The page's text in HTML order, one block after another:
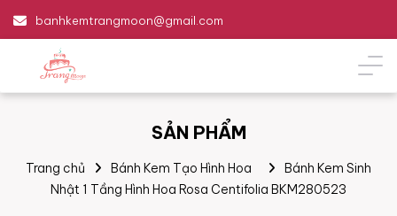
banhkemtrangmoon@gmail.com
SẢN PHẨM
Trang chủ Bánh Kem Tạo Hình Hoa
Bánh Kem Sinh
Nhật 1 Tầng Hình Hoa Rosa Centifolia BKM280523